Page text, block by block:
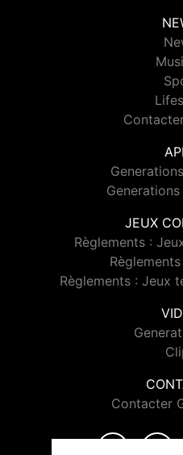
JEUX
Règlements :
Règlements : Jeux
Contacter